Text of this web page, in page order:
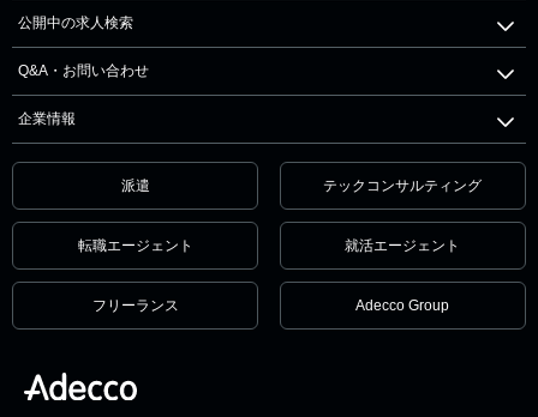
公開中の求人検索
Q&A・お問い合わせ
企業情報
派遣 テックコンサルティング
転職エージェント 就活エージェント
フリーランス Adecco Group